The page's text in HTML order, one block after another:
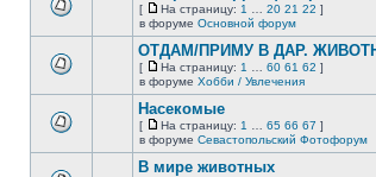
непрочитанных
сообщений.
этой
непрочитанных
сообщений.
[
На
страницу
На страницу: 1 20 21 22 ]
в форуме Основной форум
этой
непрочитанных
сообщений.
ОТДАМ/ПРИМУ В ДАР.
[
На
страницу
На страницу: 1 60 61 62 ]
в форуме Хобби / Увлечения
этой
Насекомые
[
На
страницу
На страницу: 1 65 66 67 ]
в форуме Севастопольский Фотофорум
В мире животных